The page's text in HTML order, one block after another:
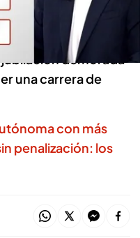
tras el nuevo
jubilación demorada
una carrera de
con más
penalización: los